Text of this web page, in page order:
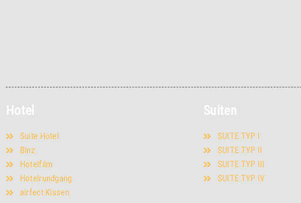
Hotel
Suite Hotel
Binz
Hotelfilm
Hotelrundgang
airfect Kissen
Suiten
SUITE TYP I
SUITE TYP II
SUITE TYP III
SUITE TYP IV